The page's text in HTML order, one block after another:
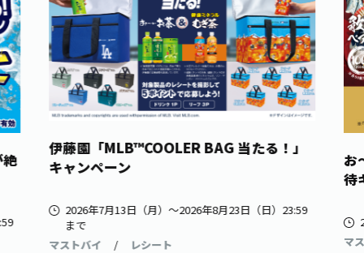
伊藤園「MLB™COOLER BAG 当たる！」
キャンペーン
2026年7月13日（月）〜2026年8月23日（日）23:59
まで
マストバイ レシート
お
待
マ